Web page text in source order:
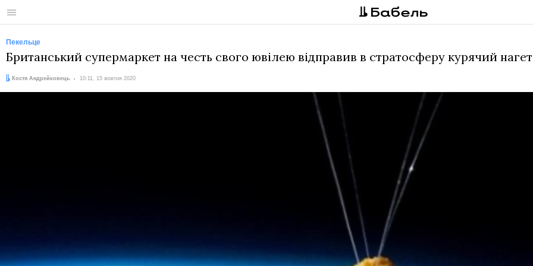
Меню
Пекельце
Британський супермаркет на честь свого ювілею відправив в стратосферу курячий
Автор:
Костя Андрейковець
Дата: 10:11, 15 жовтня 2020